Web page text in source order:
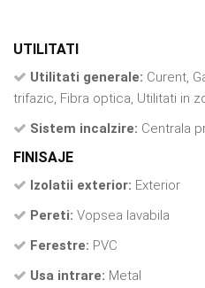
UTILITATI
Utilitati generale: Curent,
trifazic, Fibra optica, Utilitati in
Sistem incalzire: Centrala
FINISAJE
Izolatii exterior: Exterior
Pereti: Vopsea lavabila
Ferestre: PVC
Usa intrare: Metal